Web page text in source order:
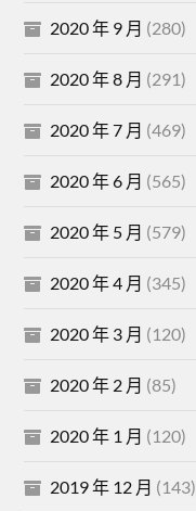
2020 年 9 月 (280)
2020 年 8 月 (291)
2020 年 7 月 (469)
2020 年 6 月 (565)
2020 年 5 月 (579)
2020 年 4 月 (345)
2020 年 3 月 (120)
2020 年 2 月 (85)
2020 年 1 月 (120)
2019 年 12 月 (143)